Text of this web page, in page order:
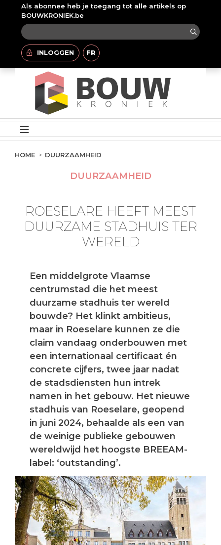
Als abonnee heb je toegang tot alle artikels op
BOUWKRONIEK.be
INLOGGEN FR
HOME DUURZAAMHEID
DUURZAAMHEID
ROESELARE HEEFT MEEST
DUURZAME STADHUIS TER
WERELD
Een middelgrote Vlaamse
centrumstad die het meest
duurzame stadhuis ter wereld
bouwde? Het klinkt ambitieus,
maar in Roeselare kunnen ze die
claim vandaag onderbouwen met
een internationaal certificaat én
concrete cijfers, twee jaar nadat
de stadsdiensten hun intrek
namen in het gebouw. Het nieuwe
stadhuis van Roeselare, geopend
in juni 2024, behaalde als een van
de weinige publieke gebouwen
wereldwijd het hoogste BREEAM-
label: ‘outstanding’.